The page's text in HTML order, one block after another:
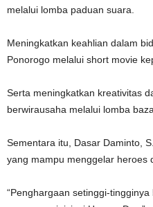
melalui lomba paduan suara.
Meningkatkan keahlian dalam
Ponorogo melalui short movie
Serta meningkatkan kreativitas
berwirausaha melalui lomba
Sementara itu, Dasar Daminto,
yang mampu menggelar heroes
“Penghargaan setinggi-